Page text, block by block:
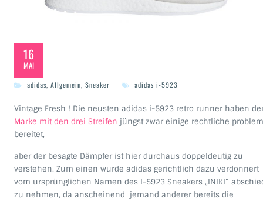
16
MAI
adidas, Allgemein, Sneaker adidas i-5923
Vintage Fresh ! Die neusten adidas i-5923 retro runner haben
Marke mit den drei Streifen jüngst zwar einige rechtliche
bereitet,
aber der besagte Dämpfer ist hier durchaus doppeldeutig zu
verstehen. Zum einen wurde adidas gerichtlich dazu verdonnert
vom ursprünglichen Namen des I-5923 Sneakers „INIKI“
zu nehmen, da anscheinend jemand anderer bereits die